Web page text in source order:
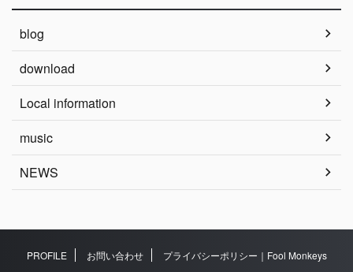
blog
download
Local information
music
NEWS
PROFILE お問い合わせ プライバシーポリシー｜Fool Monkeys